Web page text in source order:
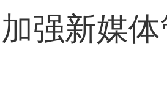
强新媒